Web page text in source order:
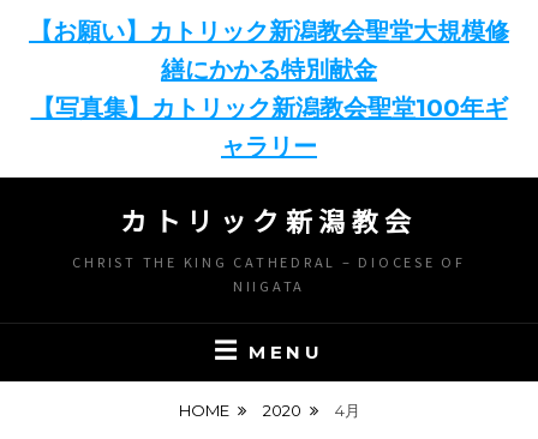
【お願い】カトリック新潟教会聖堂大規模修
繕にかかる特別献金
【写真集】カトリック新潟教会聖堂100年ギ
ャラリー
content
カトリック新潟教会
CHRIST THE KING CATHEDRAL – DIOCESE OF
NIIGATA
MENU
HOME 2020 4月